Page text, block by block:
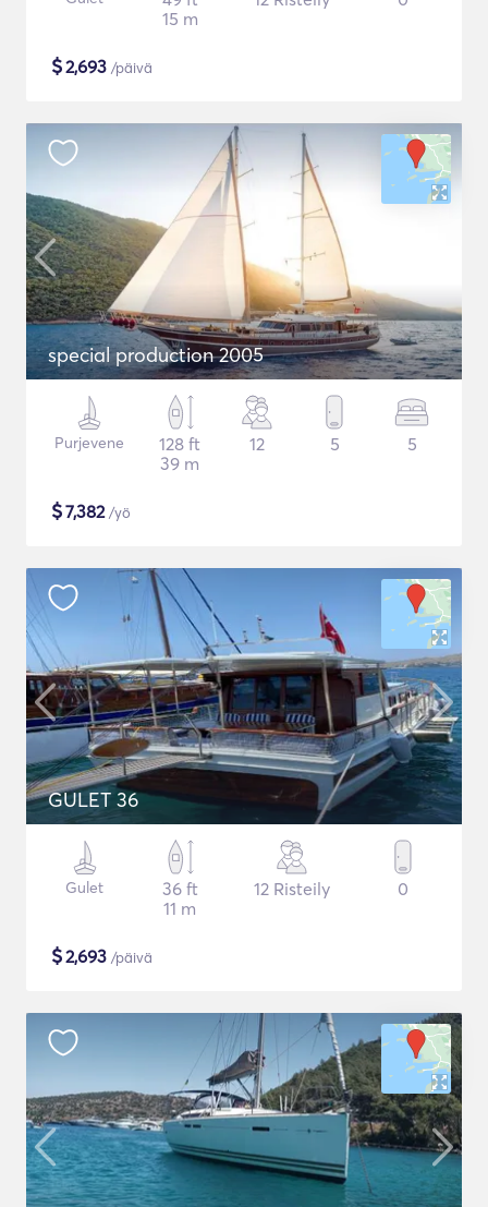
15 m
$2,693 /päivä
special production 2005
Purjevene
128 ft
39 m
12 5 5
$7,382/yö
GULET 36
Gulet
36 ft
11 m
12 Risteily 0
$2,693 /päivä